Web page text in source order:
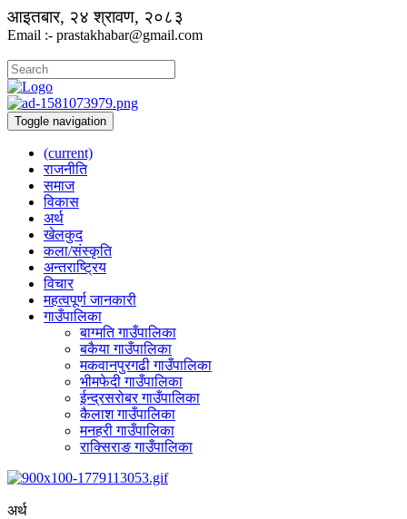
आइतबार, २४ श्रावण, २०८३
Email :- prastakhabar@gmail.com
Toggle navigation
(current)
राजनीति
समाज
विकास
अर्थ
खेलकुद
कला/संस्कृति
अन्तराष्ट्रिय
विचार
महत्वपूर्ण जानकारी
गाउँपालिका
बाग्मति गाउँपालिका
बकैया गाउँपालिका
मकवानपुरगढी गाउँपालिका
भीमफेदी गाउँपालिका
ईन्द्रसरोबर गाउँपालिका
कैलाश गाउँपालिका
मनहरी गाउँपालिका
राक्सिराङ गाउँपालिका
अर्थ